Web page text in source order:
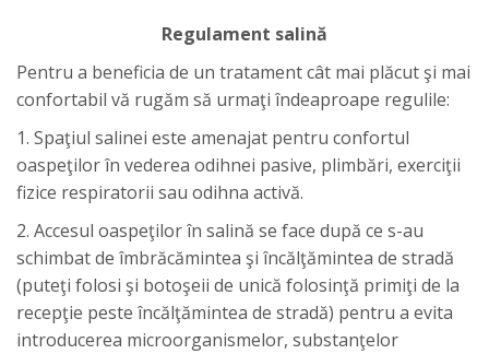
Regulament salină
Pentru a beneficia de un tratament cât mai plăcut şi mai
confortabil vă rugăm să urmaţi îndeaproape regulile:
1. Spaţiul salinei este amenajat pentru confortul
oaspeţilor în vederea odihnei pasive, plimbări, exerciţii
fizice respiratorii sau odihna activă.
2. Accesul oaspeţilor în salină se face după ce s-au
schimbat de îmbrăcămintea şi încălţămintea de stradă
(puteţi folosi şi botoşeii de unică folosinţă primiţi de la
recepţie peste încălţămintea de stradă) pentru a evita
introducerea microorganismelor, substanţelor